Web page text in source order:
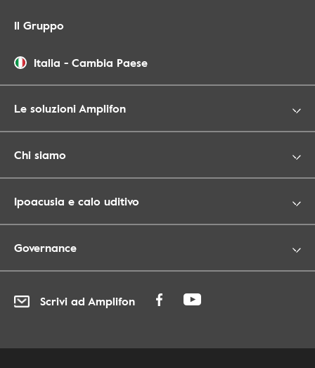
Il Gruppo
Italia - Cambia Paese
Le soluzioni Amplifon
Chi siamo
Ipoacusia e calo uditivo
Governance
Scrivi ad Amplifon